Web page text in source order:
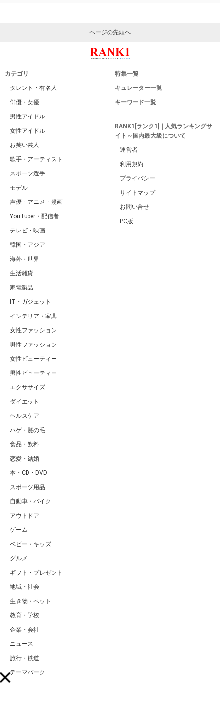
ページの先頭へ
カテゴリ
タレント・有名人
俳優・女優
男性アイドル
女性アイドル
お笑い芸人
歌手・アーティスト
スポーツ選手
モデル
声優・アニメ・漫画
YouTuber・配信者
テレビ・映画
韓国・アジア
海外・世界
生活雑貨
家電製品
IT・ガジェット
インテリア・家具
女性ファッション
男性ファッション
女性ビューティー
男性ビューティー
エクササイズ
ダイエット
ヘルスケア
ハゲ・髪の毛
食品・飲料
恋愛・結婚
本・CD・DVD
スポーツ用品
自動車・バイク
アウトドア
ゲーム
ベビー・キッズ
グルメ
ギフト・プレゼント
地域・社会
生き物・ペット
教育・学校
企業・会社
ニュース
旅行・鉄道
テーマパーク
特集一覧
キュレーター一覧
キーワード一覧
RANK1[ランク1]｜人気ランキングサ
イト～国内最大級について
運営者
利用規約
プライバシー
サイトマップ
お問い合せ
PC版